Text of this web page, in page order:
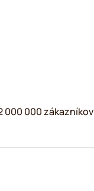
000 000 zákazníkov